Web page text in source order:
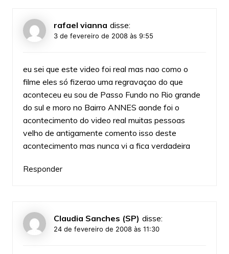
rafael vianna disse:
3 de fevereiro de 2008 às 9:55
eu sei que este video foi real mas nao como o
filme eles só fizerao uma regravaçao do que
aconteceu eu sou de Passo Fundo no Rio grande
do sul e moro no Bairro ANNES aonde foi o
acontecimento do video real muitas pessoas
velho de antigamente comento isso deste
acontecimento mas nunca vi a fica verdadeira
Responder
Claudia Sanches (SP) disse:
24 de fevereiro de 2008 às 11:30